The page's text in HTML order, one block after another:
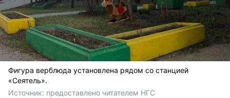
Фигура верблюда установлена рядом со станцией
«Сеятель».
Источник: предоставлено читателем НГС